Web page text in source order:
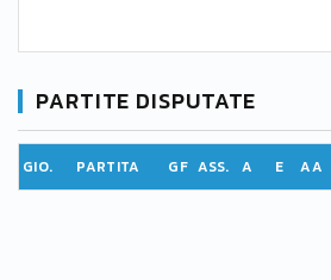
PARTITE DISPUTATE
GIO. PARTITA GF ASS. A E AA